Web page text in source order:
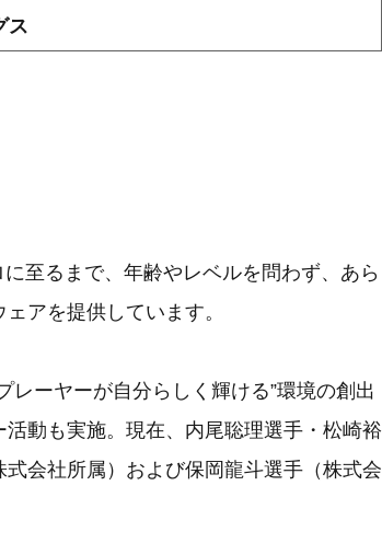
ス
至るまで、年齢やレベルを問わず、あら
アを提供しています。
レーヤーが自分らしく輝ける”環境の創出
動も実施。現在、内尾聡理選手・松崎裕
会社所属）および保岡龍斗選手（株式会